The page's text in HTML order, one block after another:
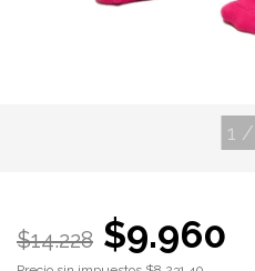
1 /
$14.228 $9.960